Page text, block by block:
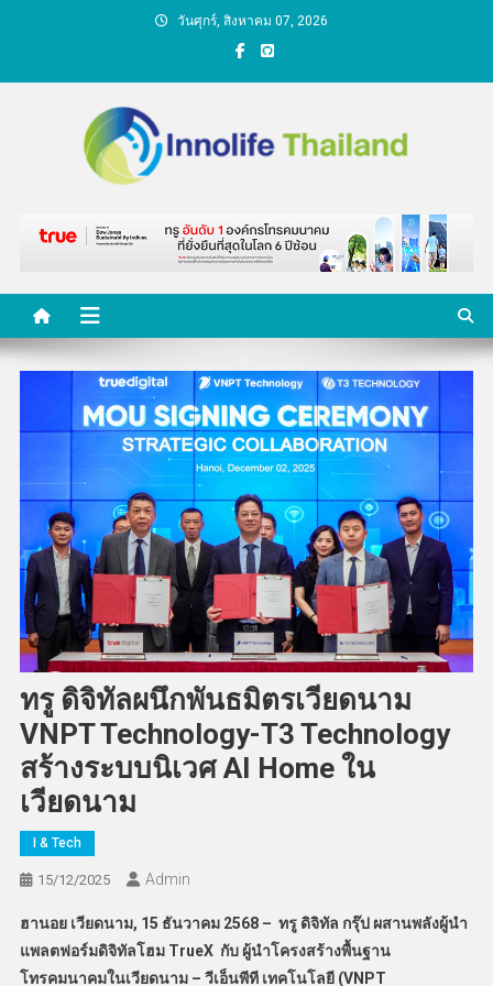
วันศุกร์, สิงหาคม 07, 2026
คนกับความคิด ชีวิตกับ
นวัตกรรม
ทรู ดิจิทัลผนึกพันธมิตรเวียดนาม
VNPT Technology-T3 Technology
สร้างระบบนิเวศ AI Home ใน
เวียดนาม
I & Tech
15/12/2025 Admin
ฮานอย เวียดนาม, 15 ธันวาคม 2568 – ทรู ดิจิทัล กรุ๊ป ผสานพลังผู้นำ
แพลตฟอร์มดิจิทัลโฮม TrueX กับ ผู้นำโครงสร้างพื้นฐาน
โทรคมนาคมในเวียดนาม – วีเอ็นพีที เทคโนโลยี (VNPT